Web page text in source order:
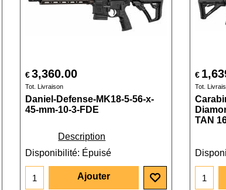
€3,360.00
Tot. Livraison
Daniel-Defense-MK18-5-56-x-
45-mm-10-3-FDE
Description
Disponibilité: Épuisé
Ajouter
€
Tot.
TAN